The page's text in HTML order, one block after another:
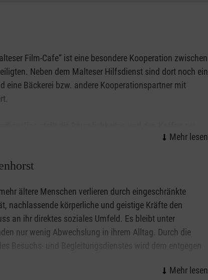
Film-Cafe“ ist eine besondere Kooperation zwischen
Neben dem Malteser Hilfsdienst sind dort noch ein
eine Bäckerei bzw. andere Kooperationspartner mit
während sich die Malteser darum kümmern, dass der
erfreuen sich an diesem Nachmittag bei
unter der Telefonnummer 04221 2986677
ältere Menschen verlieren durch eingeschränkte
nachlassende körperliche und geistige Kräfte den
an ihr direktes soziales Umfeld. Es bleibt unter
nur wenig Abwechslung in ihrem Alltag. Durch die
Besuchs- und Begleitungsdienstes wird dem entgegen